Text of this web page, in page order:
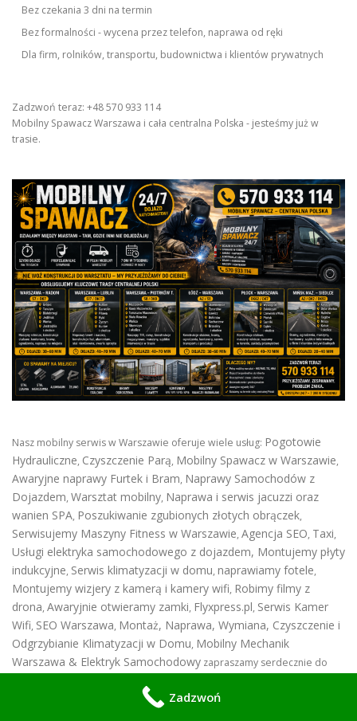
Bez czekania 3 dni na termin
Bez formalności - wycena przez telefon, naprawa od ręki
Dla firm, rolników, transportu, budownictwa i klientów prywatnych
Zadzwoń teraz: +48 570 933 114
Mobilny Spawacz Warszawa i cała centralna Polska - jesteśmy już w
trasie.
Nasz mobilny serwis w Warszawie oferuje wiele usług: Pogotowie
Hydrauliczne, Czyszczenie Parą, Mobilny Spawacz w Warszawie,
Awaryjne naprawy Furtek i Bram, Naprawy Samochodów z
Dojazdem, Warsztat mobilny, Naprawa i serwis jacuzzi oraz
wanien SPA, Poszukiwanie zgubionych złotych obrączek,
Serwisujemy Maszyny Fitness w Warszawie, Agencja SEO, Taxi,
Usługi elektryka samochodowego z dojazdem, Montujemy płyty
indukcyjne, Serwis klimatyzacji w domu, naprawiamy fotele,
Montujemy wizjery z kamerą i kamery wifi, Robimy filmy z
drona, Awaryjnie otwieramy zamki, Flyxpress.pl, Serwis Kamer
Wifi, SEO Warszawa, Montaż, Naprawa, Wymiana, Czyszczenie i
Odgrzybianie Klimatyzacji w Domu, Mobilny Mechanik
Warszawa & Elektryk Samochodowy zapraszamy serdecznie do
Mobilną Naprawę i wymianę rynien,Spawanie na zimno
Zadzwoń